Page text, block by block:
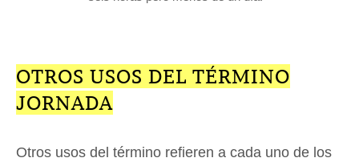
OTROS USOS DEL TÉRMINO
JORNADA
Otros usos del término refieren a cada uno de los